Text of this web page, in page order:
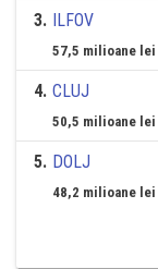
3. ILFOV
57,5 milioane lei
4. CLUJ
50,5 milioane lei
5. DOLJ
48,2 milioane lei